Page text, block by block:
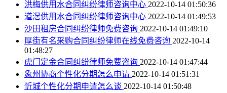
洪梅供用水合同纠纷律师咨询中心 2022-10-14 01:50:36
道滘供用水合同纠纷律师咨询中心 2022-10-14 01:49:53
沙田租房合同纠纷律师免费咨询 2022-10-14 01:49:10
厚街有名采购合同纠纷律师在线免费咨询 2022-10-14
01:48:27
虎门定金合同纠纷律师免费咨询 2022-10-14 01:47:44
象州协商个性化分期怎么申请 2022-10-14 01:51:31
忻城个性化分期申请怎么谈 2022-10-14 01:50:48